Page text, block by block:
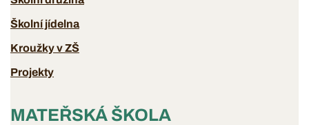
Školní jídelna
Kroužky v ZŠ
Projekty
MATEŘSKÁ ŠKOLA